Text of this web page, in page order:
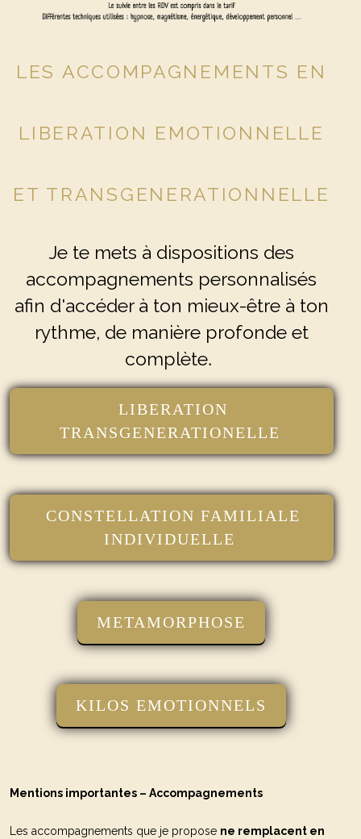
LES ACCOMPAGNEMENTS EN
LIBERATION EMOTIONNELLE
ET TRANSGENERATIONNELLE
Je te mets à dispositions des
accompagnements personnalisés
afin d'accéder à ton mieux-être à ton
rythme, de manière profonde et
complète.
LIBERATION
TRANSGENERATIONELLE
CONSTELLATION FAMILIALE
INDIVIDUELLE
METAMORPHOSE
KILOS EMOTIONNELS
Mentions importantes – Accompagnements
Les accompagnements que je propose ne remplacent en